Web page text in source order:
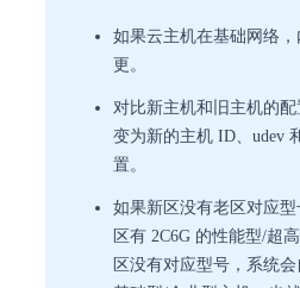
如果云主机在基础网络
更。
对比新主机和旧主机的配
变为新的主机 ID、udev
置。
如果新区没有老区对应
区有 2C6G 的性能型/超
区没有对应型号，系统